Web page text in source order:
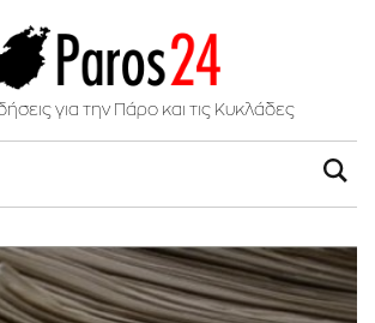
για την Πάρο και τις Κυκλάδες